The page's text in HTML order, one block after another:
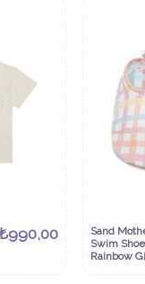
₺990,00
Sand
Swim
Rainbow